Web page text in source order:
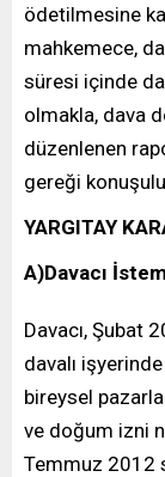
ödetilmesine
mahkemece,
süresi içinde
olmakla, dava
düzenlenen
gereği
YARGITAY
A)Davacı
Davacı, Şubat
davalı
bireysel
ve doğum izni
Temmuz 2012